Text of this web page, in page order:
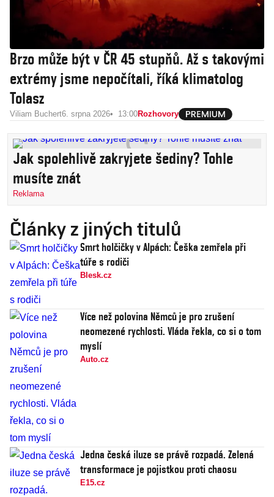
Brzo může být v ČR 45 stupňů. Až s takovými
extrémy jsme nepočítali, říká klimatolog
Tolasz
Viliam Buchert6. srpna 2026 13:00Rozhovory
Jak spolehlivě zakryjete šediny? Tohle
musíte znát
Reklama
Články z jiných titulů
Smrt holčičky v Alpách: Češka zemřela při
túře s rodiči
Blesk.cz
Více než polovina Němců je pro zrušení
neomezené rychlosti. Vláda řekla, co si o tom
myslí
Auto.cz
Jedna česká iluze se právě rozpadá. Zelená
transformace je pojistkou proti chaosu
E15.cz